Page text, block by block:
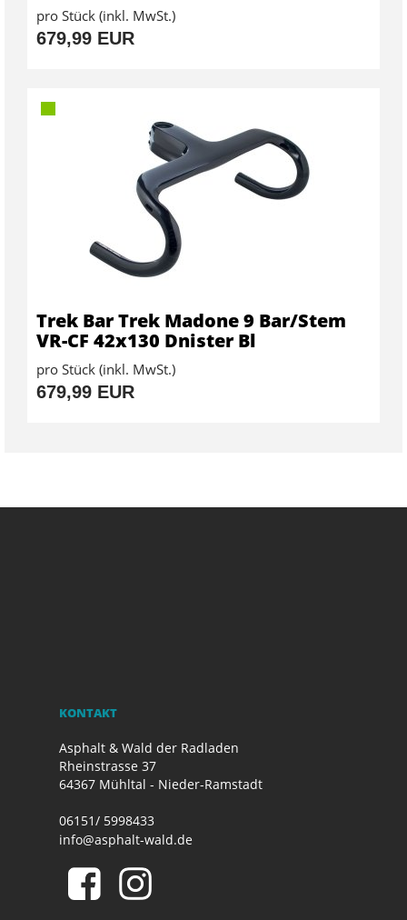
pro Stück (inkl. MwSt.)
679,99 EUR
Trek Bar Trek Madone 9 Bar/Stem
VR-CF 42x130 Dnister Bl
pro Stück (inkl. MwSt.)
679,99 EUR
KONTAKT
Asphalt & Wald der Radladen
Rheinstrasse 37
64367 Mühltal - Nieder-Ramstadt
06151/ 5998433
info@asphalt-wald.de